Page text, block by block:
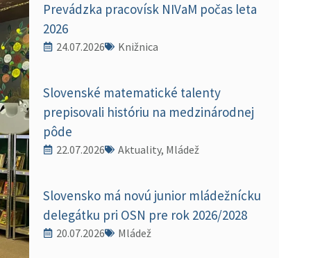
Prevádzka pracovísk NIVaM počas leta
2026
24.07.2026 Knižnica
Slovenské matematické talenty
prepisovali históriu na medzinárodnej
pôde
22.07.2026 Aktuality, Mládež
Slovensko má novú junior mládežnícku
delegátku pri OSN pre rok 2026/2028
20.07.2026 Mládež